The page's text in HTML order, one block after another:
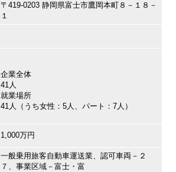
〒419-0203 静岡県富士市鷹岡本町８－１８－
１
企業全体
41人
就業場所
41人（うち女性：5人、パート：7人）
1,000万円
一般乗用旅客自動車運送業、認可車両－２
７、事業区域－富士・富